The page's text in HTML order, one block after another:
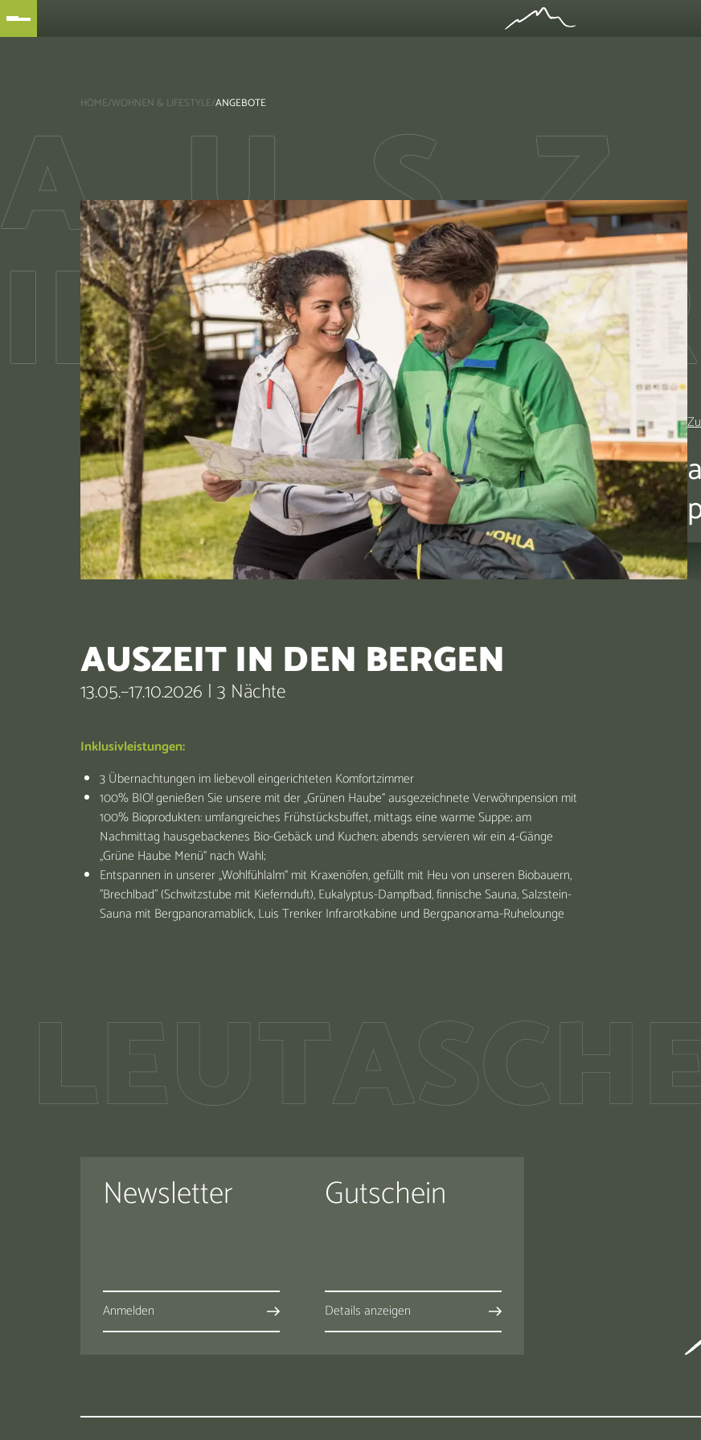
HOME/WOHNEN & LIFESTYLE/ANGEBOTE
A U S Z
INDEN
AUSZEIT IN DEN BERGEN
13.05.–17.10.2026 | 3 Nächte
Inklusivleistungen:
3 Übernachtungen im liebevoll eingerichteten Komfortzimmer
100% BIO! genießen Sie unsere mit der „Grünen Haube“ ausgezeichnete Verwöhnpension mit
100% Bioprodukten: umfangreiches Frühstücksbuffet, mittags eine warme Suppe; am
Nachmittag hausgebackenes Bio-Gebäck und Kuchen; abends servieren wir ein 4-Gänge
„Grüne Haube Menü“ nach Wahl;
Entspannen in unserer „Wohlfühlalm“ mit Kraxenöfen, gefüllt mit Heu von unseren Biobauern,
"Brechlbad" (Schwitzstube mit Kiefernduft), Eukalyptus-Dampfbad, finnische Sauna, Salzstein-
Sauna mit Bergpanoramablick, Luis Trenker Infrarotkabine und Bergpanorama-Ruhelounge
Newsletter
Anmelden
Gutschein
Details anzeigen